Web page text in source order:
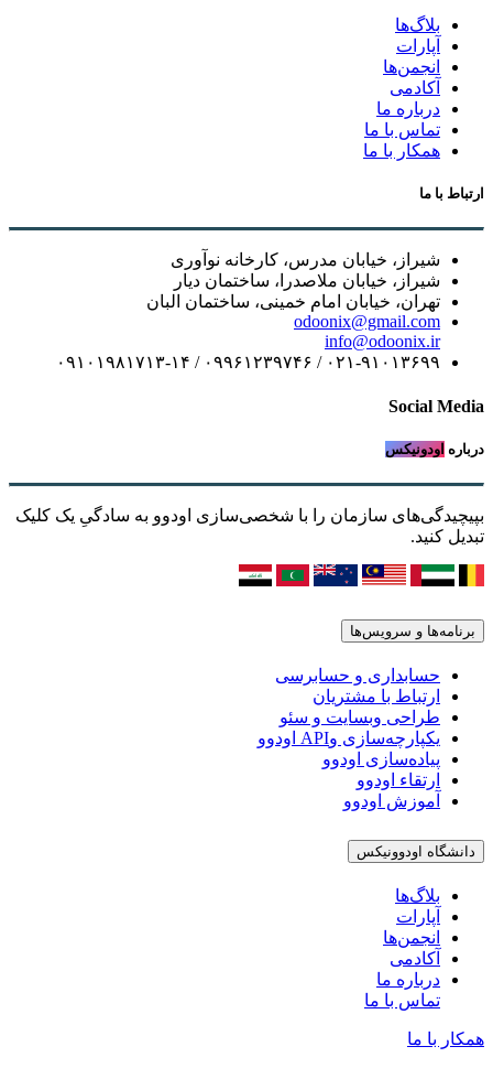
بلاگ‌ها
آپارات
انجمن‌ها
آکادمی
درباره ما
تماس با ما
همکار با ما
ارتباط با ما
شیراز، خیابان مدرس، کارخانه نوآوری
شیراز، خیابان ملاصدرا، ساختمان دیار
تهران، خیابان امام خمینی، ساختمان البان
odoonix@gmail.com
info@odoonix.ir
۰۲۱-۹۱۰۱۳۶۹۹ / ۰۹۹۶۱۲۳۹۷۴۶ / ۰۹۱۰۱۹۸۱۷۱۳-۱۴
Social Media
درباره اودونیکس
بپیچیدگی‌های سازمان را با شخصی‌سازی اودوو به سادگیِ یک کلیک
تبدیل کنید.
برنامه‌ها و سرویس‌ها
حسابداری و حسابرسی
ارتباط با مشتریان
طراحی وبسایت و سئو
یکپارچه‌سازی وAPI اودوو
پیاده‌سازی اودوو
ارتقاء اودوو
آموزش اودوو
دانشگاه اودوونیکس
بلاگ‌ها
آپارات
انجمن‌ها
آکادمی
درباره ما
تماس با ما
همکار با ما